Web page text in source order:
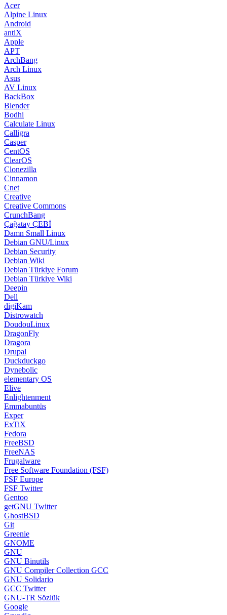
Acer
Alpine Linux
Android
antiX
Apple
APT
ArchBang
Arch Linux
Asus
AV Linux
BackBox
Blender
Bodhi
Calculate Linux
Calligra
Casper
CentOS
ClearOS
Clonezilla
Cinnamon
Cnet
Creative
Creative Commons
CrunchBang
Çağatay ÇEBİ
Damn Small Linux
Debian GNU/Linux
Debian Security
Debian Wiki
Debian Türkiye Forum
Debian Türkiye Wiki
Deepin
Dell
digiKam
Distrowatch
DoudouLinux
DragonFly
Dragora
Drupal
Duckduckgo
Dynebolic
elementary OS
Elive
Enlightenment
Emmabuntüs
Exper
ExTiX
Fedora
FreeBSD
FreeNAS
Frugalware
Free Software Foundation (FSF)
FSF Europe
FSF Twitter
Gentoo
getGNU Twitter
GhostBSD
Git
Greenie
GNOME
GNU
GNU Binutils
GNU Compiler Collection GCC
GNU Solidario
GCC Twitter
GNU-TR Sözlük
Google